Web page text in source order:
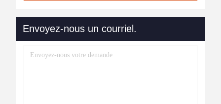
Envoyez-nous un courriel.